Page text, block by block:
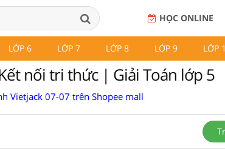
HỌC ONLINE
LỚP 6 LỚP 7 LỚP 8 LỚP 9 LỚP
nối tri thức | Giải Toán lớp 5
Vietjack 07-07 trên Shopee mall